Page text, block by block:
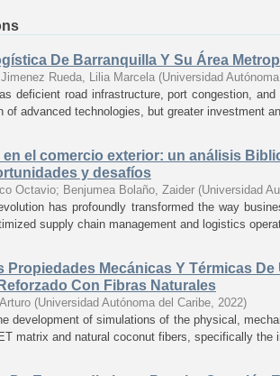
De Barranquilla Y Su Área
Jimenez Rueda, Lilia Marcela (Universidad
deficient road infrastructure, port congestion,
of advanced technologies, but greater investment
el comercio exterior: un análisis
y desafíos
Octavio; Benjumea Bolaño, Zaider (Universidad
has profoundly transformed the way
supply chain management and logistics
Propiedades Mecánicas Y Térmicas
Con Fibras Naturales
(Universidad Autónoma del Caribe, 2022)
development of simulations of the physical,
matrix and natural coconut fibers, specifically the